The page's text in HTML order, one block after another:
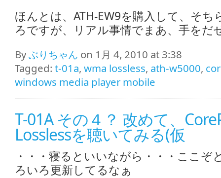
ほんとは、ATH-EW9を購入して、そ
ろですが、リアル事情でまあ、手をだ
Byぶりちゃん on 1月 4, 2010 at 3:38
Tagged: t-01a, wma lossless, ath-w5000,
windows media player mobile
T-01A その４？ 改めて、
Losslessを聴いてみる(仮
・・・寝るといいながら・・・ここぞ
ろいろ更新してるなぁ